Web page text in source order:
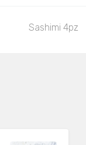
Sashimi 4pz